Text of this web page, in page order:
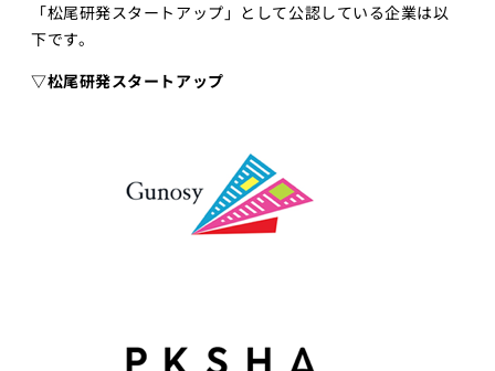
「松尾研発スタートアップ」として公認している企業は以
下です。
▽松尾研発スタートアップ